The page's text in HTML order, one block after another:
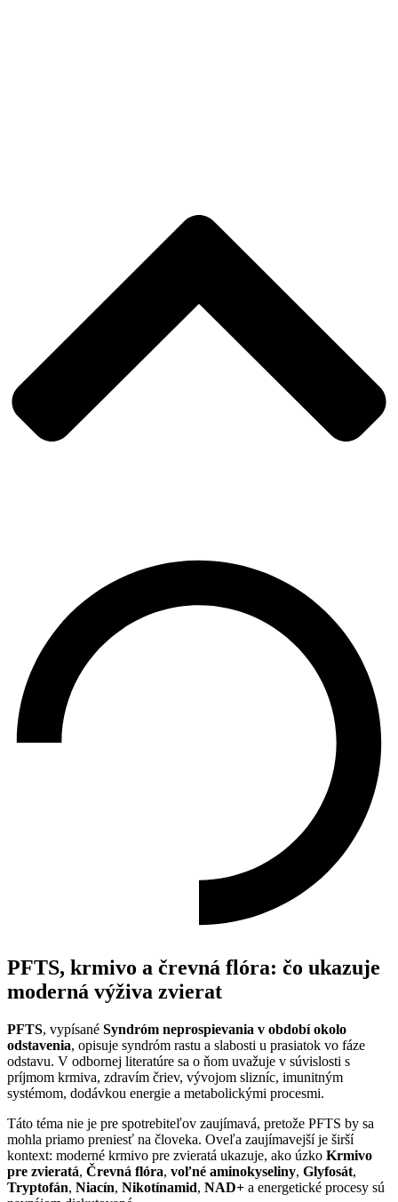
PFTS, krmivo a črevná flóra: čo ukazuje
moderná výživa zvierat
PFTS, vypísané Syndróm neprospievania v období okolo
odstavenia, opisuje syndróm rastu a slabosti u prasiatok vo fáze
odstavu. V odbornej literatúre sa o ňom uvažuje v súvislosti s
príjmom krmiva, zdravím čriev, vývojom slizníc, imunitným
systémom, dodávkou energie a metabolickými procesmi.
Táto téma nie je pre spotrebiteľov zaujímavá, pretože PFTS by sa
mohla priamo preniesť na človeka. Oveľa zaujímavejší je širší
kontext: moderné krmivo pre zvieratá ukazuje, ako úzko Krmivo
pre zvieratá, Črevná flóra, voľné aminokyseliny, Glyfosát,
Tryptofán, Niacín, Nikotínamid, NAD+ a energetické procesy sú